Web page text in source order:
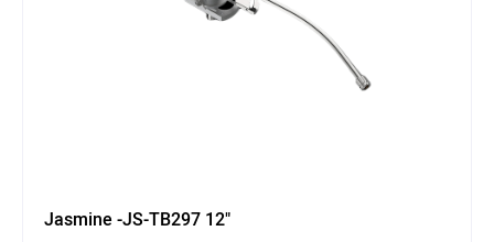
Jasmine -JS-TB297 12"